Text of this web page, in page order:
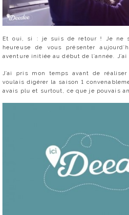
Et oui, si : je suis de retour ! Je ne
heureuse de vous présenter
aventure initiée au début de l’année. J’ai
J’ai pris mon temps avant de
voulais digérer la saison 1
avais plu et surtout, ce que je pouvais